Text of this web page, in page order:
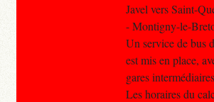
Javel vers Saint-
- Montigny-le-
Un service de bus
est mis en place,
gares
Les horaires du